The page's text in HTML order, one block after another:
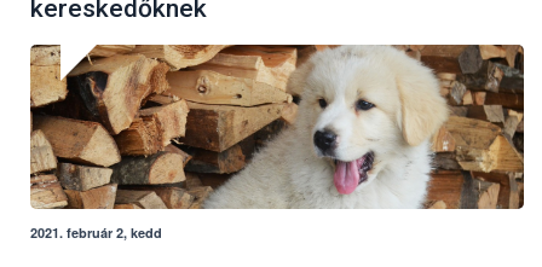
kereskedőknek
2021. február 2, kedd